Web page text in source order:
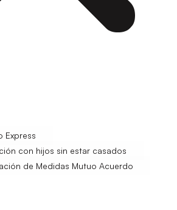
Express
con hijos sin estar casados
de Medidas Mutuo Acuerdo